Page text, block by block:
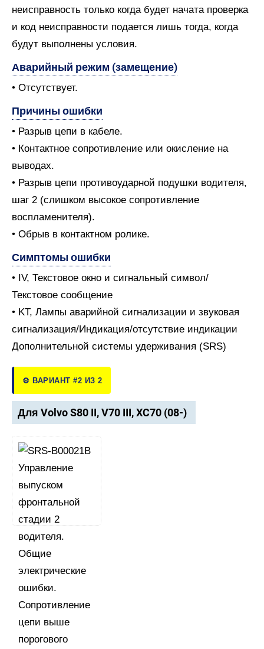
неисправность только когда будет начата проверка
и код неисправности подается лишь тогда, когда
будут выполнены условия.
Аварийный режим (замещение)
• Отсутствует.
Причины ошибки
• Разрыв цепи в кабеле.
• Контактное сопротивление или окисление на
выводах.
• Разрыв цепи противоударной подушки водителя,
шаг 2 (слишком высокое сопротивление
воспламенителя).
• Обрыв в контактном ролике.
Симптомы ошибки
• IV, Текстовое окно и сигнальный символ/
Текстовое сообщение
• KT, Лампы аварийной сигнализации и звуковая
сигнализация/Индикация/отсутствие индикации
Дополнительной системы удерживания (SRS)
⚙️ ВАРИАНТ #2 ИЗ 2
Для Volvo S80 II, V70 III, XC70 (08-)